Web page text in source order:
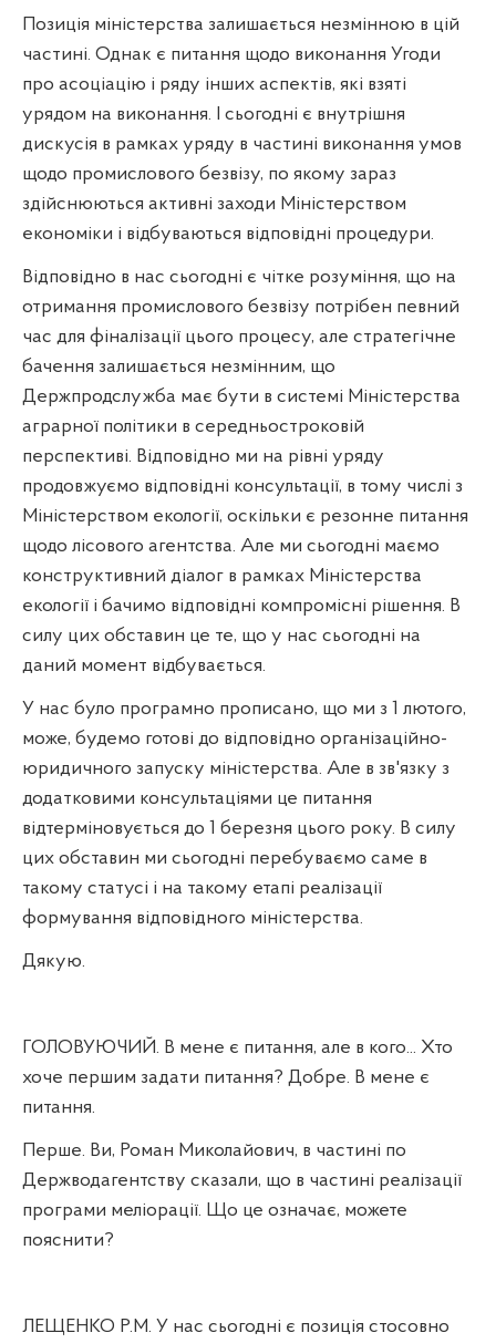
Позиція міністерства залишається незмінною в цій
частині. Однак є питання щодо виконання Угоди
про асоціацію і ряду інших аспектів, які взяті
урядом на виконання. І сьогодні є внутрішня
дискусія в рамках уряду в частині виконання умов
щодо промислового безвізу, по якому зараз
здійснюються активні заходи Міністерством
економіки і відбуваються відповідні процедури.
Відповідно в нас сьогодні є чітке розуміння, що на
отримання промислового безвізу потрібен певний
час для фіналізації цього процесу, але стратегічне
бачення залишається незмінним, що
Держпродслужба має бути в системі Міністерства
аграрної політики в середньостроковій
перспективі. Відповідно ми на рівні уряду
продовжуємо відповідні консультації, в тому числі з
Міністерством екології, оскільки є резонне питання
щодо лісового агентства. Але ми сьогодні маємо
конструктивний діалог в рамках Міністерства
екології і бачимо відповідні компромісні рішення. В
силу цих обставин це те, що у нас сьогодні на
даний момент відбувається.
У нас було програмно прописано, що ми з 1 лютого,
може, будемо готові до відповідно організаційно-
юридичного запуску міністерства. Але в зв'язку з
додатковими консультаціями це питання
відтерміновується до 1 березня цього року. В силу
цих обставин ми сьогодні перебуваємо саме в
такому статусі і на такому етапі реалізації
формування відповідного міністерства.
Дякую.
ГОЛОВУЮЧИЙ. В мене є питання, але в кого... Хто
хоче першим задати питання? Добре. В мене є
питання.
Перше. Ви, Роман Миколайович, в частині по
Держводагентству сказали, що в частині реалізації
програми меліорації. Що це означає, можете
пояснити?
ЛЕЩЕНКО Р.М. У нас сьогодні є позиція стосовно